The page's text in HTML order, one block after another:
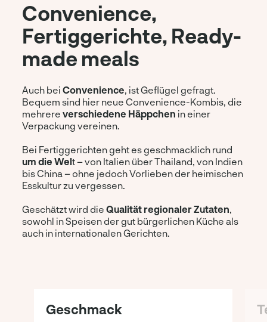
Convenience,
Fertiggerichte, Ready-
made meals
Auch beiConvenience, ist Geflügel gefragt.
Bequem sind hier neue Convenience-Kombis, die
mehrereverschiedene Häppchen in einer
Verpackung vereinen.
Bei Fertiggerichten geht es geschmacklich rund
um die Welt – von Italien über Thailand, von Indien
bis China – ohne jedoch Vorlieben der heimischen
Esskultur zu vergessen.
Geschätzt wird dieQualität regionaler Zutaten,
sowohl in Speisen der gut bürgerlichen Küche als
auch in internationalen Gerichten.
Geschmack